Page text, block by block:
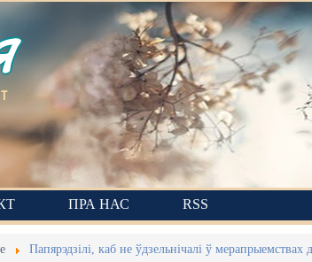
ПРА НАС RSS
Папярэдзілі, каб не ўдзельнічалі ў мерапрыемствах